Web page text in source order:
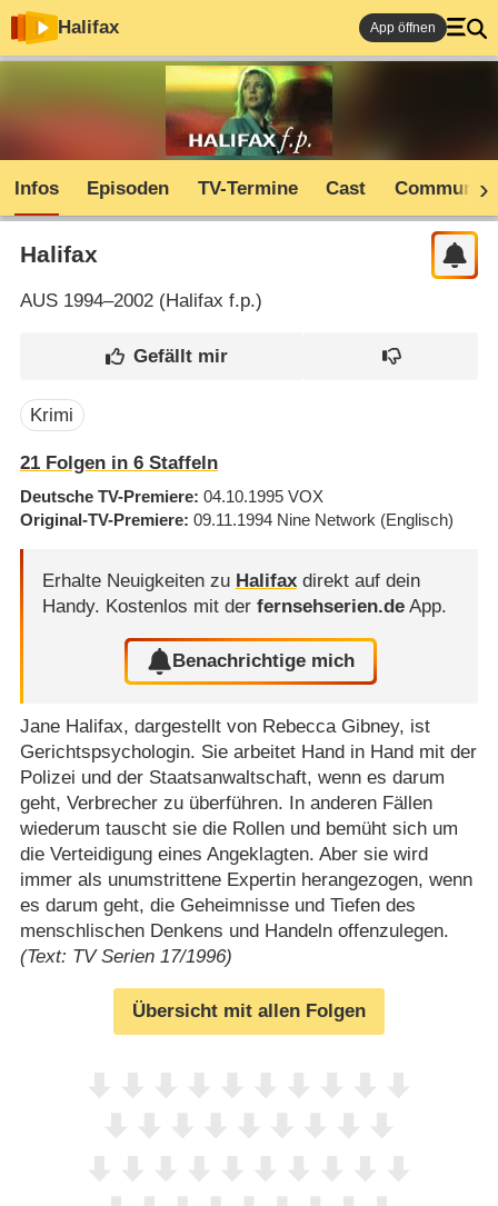
Halifax App öffnen
Infos Episoden TV-Termine Cast Community
Halifax
AUS1994–2002 (Halifax f.p.)
Krimi
21Folgen in 6Staffeln
Deutsche TV-Premiere 04.10.1995 VOX
Original-TV-Premiere 09.11.1994 Nine Network (Englisch)
Erhalte Neuigkeiten zu Halifaxdirekt auf dein
Handy. Kostenlos mit der fernsehserien.deApp.
Benachrichtige mich
Jane Halifax, dargestellt von Rebecca Gibney, ist
Gerichtspsychologin. Sie arbeitet Hand in Hand mit der
Polizei und der Staatsanwaltschaft, wenn es darum
geht, Verbrecher zu überführen. In anderen Fällen
wiederum tauscht sie die Rollen und bemüht sich um
die Verteidigung eines Angeklagten. Aber sie wird
immer als unumstrittene Expertin herangezogen, wenn
es darum geht, die Geheimnisse und Tiefen des
menschlischen Denkens und Handeln offenzulegen.
(Text: TV Serien 17/1996)
Übersicht mit allen Folgen